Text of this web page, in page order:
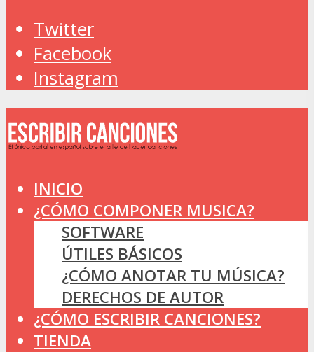
Twitter
Facebook
Instagram
INICIO
¿CÓMO COMPONER MUSICA?
SOFTWARE
ÚTILES BÁSICOS
¿CÓMO ANOTAR TU MÚSICA?
DERECHOS DE AUTOR
¿CÓMO ESCRIBIR CANCIONES?
TIENDA